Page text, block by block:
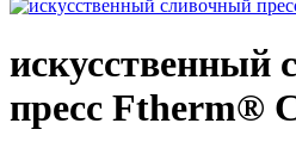
искусственный
пресс Ftherm®